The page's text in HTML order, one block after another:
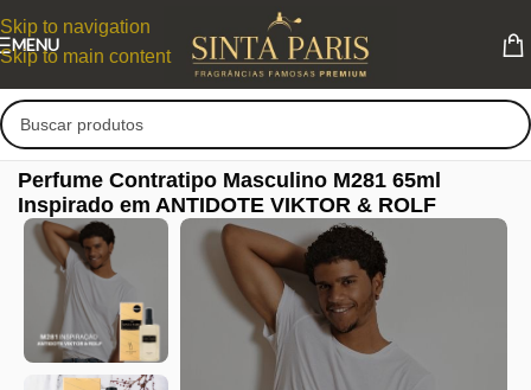
Skip to navigation
Skip to main content
MENU
Perfume Contratipo Masculino M281 65ml
Inspirado em ANTIDOTE VIKTOR & ROLF